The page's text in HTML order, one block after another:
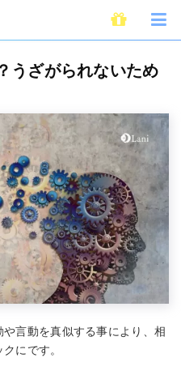
ラーリング効果とは？うざがられない
うざがられないため
言動を真似する事により、相
にです。